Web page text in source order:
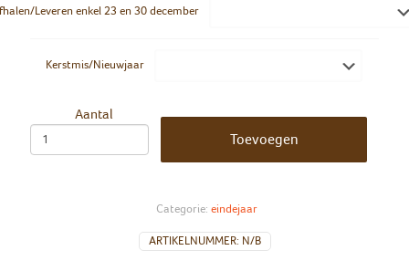
Leveren enkel 23 en 30 december
Kerstmis/Nieuwjaar
Aantal
Toevoegen
ARTIKELNUMMER: N/B
Categorie: eindejaar